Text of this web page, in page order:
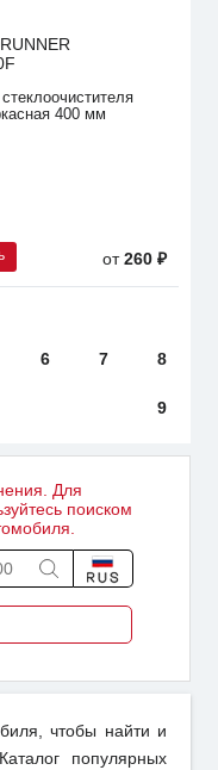
400 мм
от260 ₽
6 7 8
9
Для
поиском
чтобы найти и
популярных